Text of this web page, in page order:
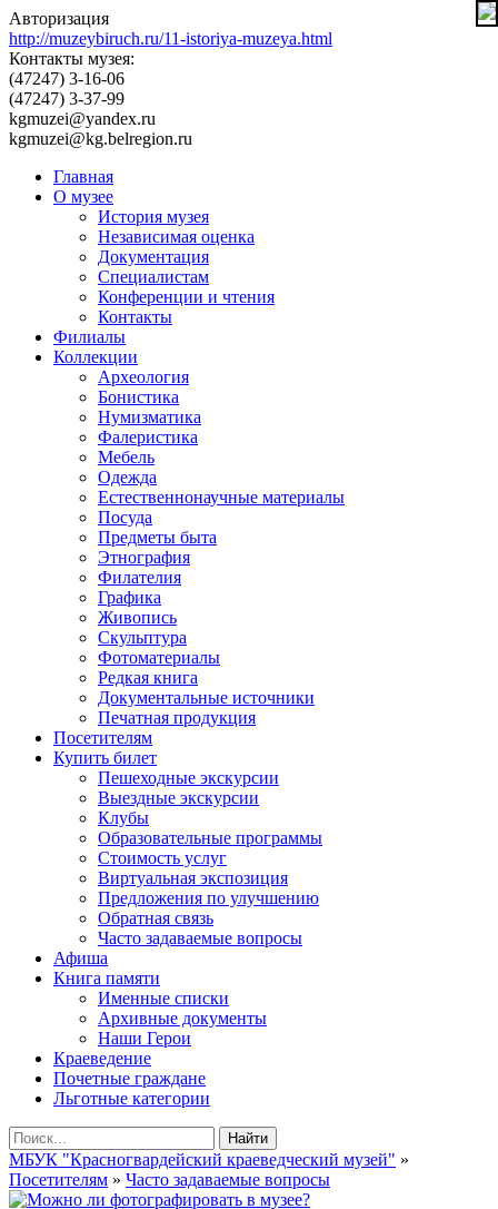
Авторизация
http://muzeybiruch.ru/11-istoriya-muzeya.html
Контакты музея:
(47247) 3-16-06
(47247) 3-37-99
kgmuzei@yandex.ru
kgmuzei@kg.belregion.ru
Главная
О музее
История музея
Независимая оценка
Документация
Специалистам
Конференции и чтения
Контакты
Филиалы
Коллекции
Археология
Бонистика
Нумизматика
Фалеристика
Мебель
Одежда
Естественнонаучные материалы
Посуда
Предметы быта
Этнография
Филателия
Графика
Живопись
Скульптура
Фотоматериалы
Редкая книга
Документальные источники
Печатная продукция
Посетителям
Купить билет
Пешеходные экскурсии
Выездные экскурсии
Клубы
Образовательные программы
Стоимость услуг
Виртуальная экспозиция
Предложения по улучшению
Обратная связь
Часто задаваемые вопросы
Афиша
Книга памяти
Именные списки
Архивные документы
Наши Герои
Краеведение
Почетные граждане
Льготные категории
Найти
МБУК "Красногвардейский краеведческий музей" »
Посетителям » Часто задаваемые вопросы